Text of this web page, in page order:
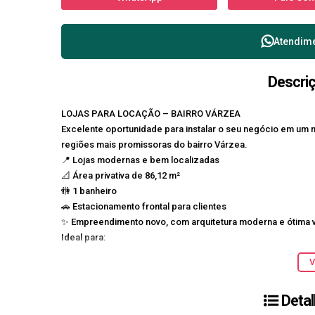
LOJAS PARA LOCAÇÃO – BAIRRO VÁRZEA
Excelente oportunidade para instalar o seu negócio em
regiões mais promissoras do bairro Várzea.
📍 Lojas modernas e bem localizadas
📐 Área privativa de 86,12 m²
🚻 1 banheiro
🚗 Estacionamento frontal para clientes
✨ Empreendimento novo, com arquitetura moderna e
Ideal para: